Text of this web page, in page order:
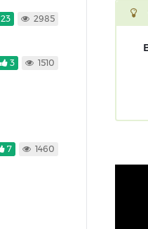
23 2985
3 1510
7 1460